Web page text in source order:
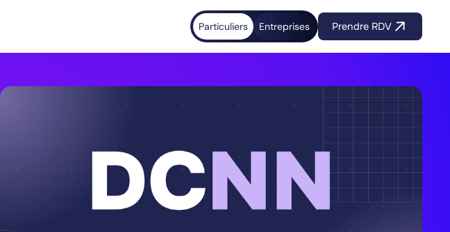
Particuliers Entreprises Prendre RDV